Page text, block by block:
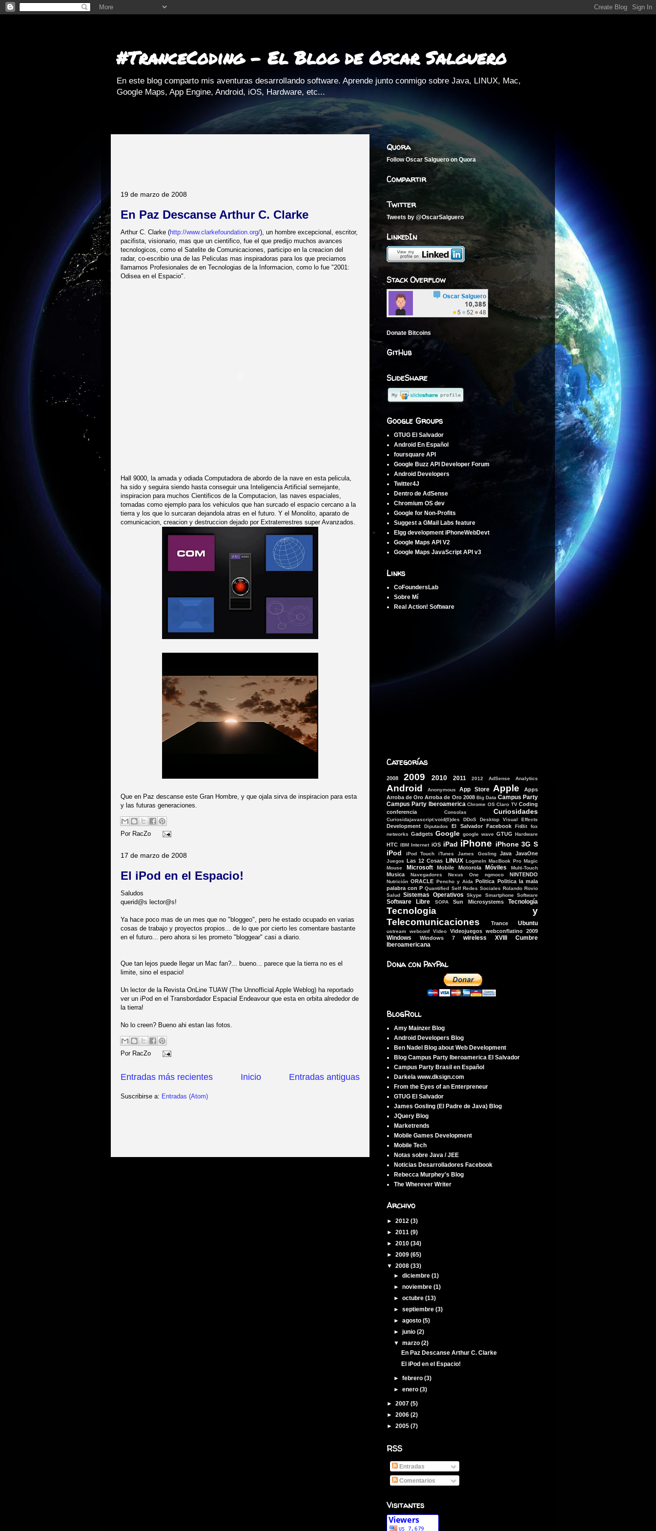
#TranceCoding - El Blog de Oscar Salguero
En este blog comparto mis aventuras desarrollando software. Aprende junto conmigo sobre Java, LINUX, Mac,
Google Maps, App Engine, Android, iOS, Hardware, etc...
19 de marzo de 2008
En Paz Descanse Arthur C. Clarke
Arthur C. Clarke (http://www.clarkefoundation.org/), un hombre excepcional, escritor,
pacifista, visionario, mas que un cientifico, fue el que predijo muchos avances
tecnologicos, como el Satelite de Comunicaciones, participo en la creacion del
radar, co-escribio una de las Peliculas mas inspiradoras para los que preciamos
llamarnos Profesionales de en Tecnologias de la Informacion, como lo fue "2001:
Odisea en el Espacio".
Hall 9000, la amada y odiada Computadora de abordo de la nave en esta pelicula,
ha sido y seguira siendo hasta conseguir una Inteligencia Artificial semejante,
inspiracion para muchos Cientificos de la Computacion, las naves espaciales,
tomadas como ejemplo para los vehiculos que han surcado el espacio cercano a la
tierra y los que lo surcaran dejandola atras en el futuro. Y el Monolito, aparato de
comunicacion, creacion y destruccion dejado por Extraterrestres super Avanzados.
Que en Paz descanse este Gran Hombre, y que ojala sirva de inspiracion para esta
y las futuras generaciones.
Por RacZo
17 de marzo de 2008
El iPod en el Espacio!
Saludos
querid@s lector@s!
Ya hace poco mas de un mes que no "bloggeo", pero he estado ocupado en varias
cosas de trabajo y proyectos propios... de lo que por cierto les comentare bastante
en el futuro... pero ahora si les prometo "bloggear" casi a diario.
Que tan lejos puede llegar un Mac fan?... bueno... parece que la tierra no es el
limite, sino el espacio!
Un lector de la Revista OnLine TUAW (The Unnofficial Apple Weblog) ha reportado
ver un iPod en el Transbordador Espacial Endeavour que esta en orbita alrededor de
la tierra!
No lo creen? Bueno ahi estan las fotos.
Por RacZo
Entradas más recientes Entradas antiguas
Inicio
Suscribirse a: Entradas (Atom)
Quora
FollowOscar Salguero on Quora
Compartir
Twitter
Tweets by @OscarSalguero
LinkedIn
Stack Overflow
Donate Bitcoins
GitHub
SlideShare
Google Groups
GTUG El Salvador
Android En Español
foursquare API
Google Buzz API Developer Forum
Android Developers
Twitter4J
Dentro de AdSense
Chromium OS dev
Google for Non-Profits
Suggest a GMail Labs feature
Elgg development iPhoneWebDevt
Google Maps API V2
Google Maps JavaScript API v3
Links
CoFoundersLab
Sobre Mí
Real Action! Software
Categorías
2008 2009 2010 2011 2012 AdSense Analytics
Android Anonymous App Store Apple
Apps
Arroba de Oro Arroba de Oro 2008 Big Data Campus Party
Campus Party Iberoamerica Chrome OS Claro TV Coding
conferencia
Consolas Curiosidades
Curiosidajavascript:void(0)des DDoS Desktop Visual Effects
Development Diputados El Salvador Facebook FitBit
fox
networks Gadgets Google google wave GTUG Hardware
HTC IBM Internet iOS iPad iPhone iPhone 3G S
iPod
iPod Touch iTunes James Gosling Java JavaOne
Juegos Las 12 Cosas LINUX LogmeIn MacBook Pro Magic
Mouse
Microsoft Mobile Motorola Móviles Multi-Touch
Musica Navegadores Nexus One ngmoco NINTENDO
Nutrición ORACLE Pencho y Aida Politica Politica la mala
palabra con P Quantified Self Redes Sociales Rolando Rovio
Salud Sistemas Operativos Skype Smartphone Software
Software Libre SOPA Sun Microsystems Tecnología
Tecnologia y
Telecomunicaciones
Trance Ubuntu
ustream webconf Video Videojuegos webconflatino 2009
Windows Windows 7 wireless
XVIII Cumbre
Iberoamericana
Dona con PayPal
BlogRoll
Amy Mainzer Blog
Android Developers Blog
Ben Nadel Blog about Web Development
Blog Campus Party Iberoamerica El Salvador
Campus Party Brasil en Español
Darkela www.dksign.com
From the Eyes of an Enterpreneur
GTUG El Salvador
James Gosling (El Padre de Java) Blog
JQuery Blog
Marketrends
Mobile Games Development
Mobile Tech
Notas sobre Java / JEE
Noticias Desarrolladores Facebook
Rebecca Murphey's Blog
The Wherever Writer
Archivo
► 2012 (3)
► 2011 (9)
► 2010 (34)
► 2009 (65)
▼ 2008 (33)
►diciembre(1)
►noviembre(1)
►octubre(13)
►septiembre(3)
►agosto(5)
►junio(2)
▼marzo(2)
En Paz Descanse Arthur C. Clarke
El iPod en el Espacio!
►febrero(3)
►enero(3)
► 2007 (5)
► 2006 (2)
► 2005 (7)
RSS
Entradas
Comentarios
Visitantes